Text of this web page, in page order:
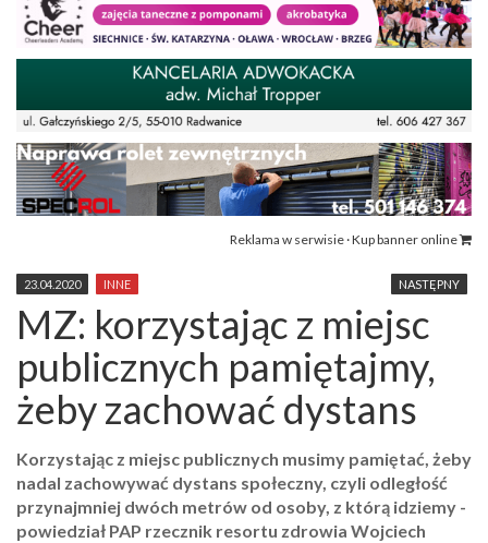
Reklama w serwisie · Kup banner online
NASTĘPNY
23.04.2020 INNE
MZ: korzystając z miejsc
publicznych pamiętajmy,
żeby zachować dystans
Korzystając z miejsc publicznych musimy pamiętać, żeby
nadal zachowywać dystans społeczny, czyli odległość
przynajmniej dwóch metrów od osoby, z którą idziemy -
powiedział PAP rzecznik resortu zdrowia Wojciech